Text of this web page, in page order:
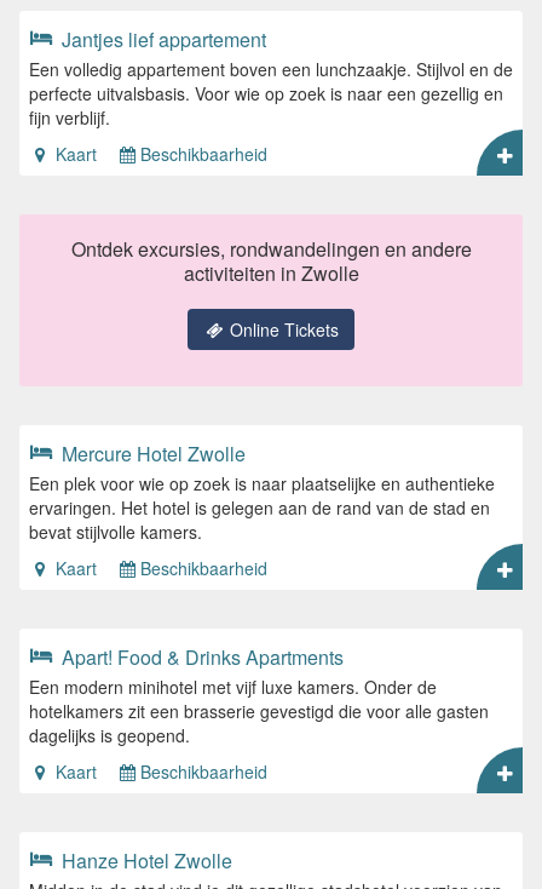
Jantjes lief appartement
Een volledig appartement boven een lunchzaakje. Stijlvol en de
perfecte uitvalsbasis. Voor wie op zoek is naar een gezellig en
fijn verblijf.
Kaart
Beschikbaarheid
Ontdek excursies, rondwandelingen en andere
activiteiten in Zwolle
Online Tickets
Mercure Hotel Zwolle
Een plek voor wie op zoek is naar plaatselijke en authentieke
ervaringen. Het hotel is gelegen aan de rand van de stad en
bevat stijlvolle kamers.
Kaart
Beschikbaarheid
Apart! Food & Drinks Apartments
Een modern minihotel met vijf luxe kamers. Onder de
hotelkamers zit een brasserie gevestigd die voor alle gasten
dagelijks is geopend.
Kaart
Beschikbaarheid
Hanze Hotel Zwolle